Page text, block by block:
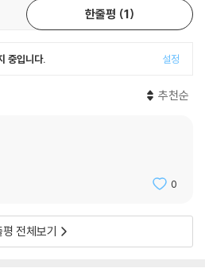
막, 피부』,
주석』,
『무브망 - 조각의 선』 등.
물질로서의 재료들은 더 이상 문서 작
글이 존재한다. 독자들은 그것들을 재료
드러운 글을 써볼 수도 있겠다.
한줄평 1
중입니다. 설정
추천순
0
전체보기